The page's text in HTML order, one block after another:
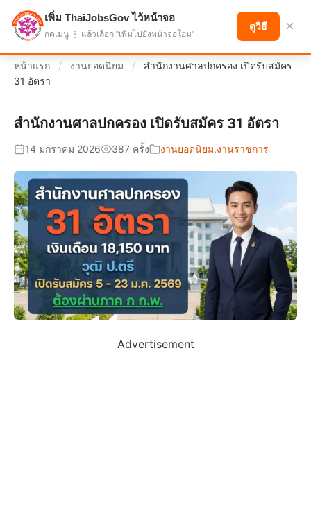
แบ่งปันโอกาส เพื่ออนาคตที่ก้าวหน้า
หน้าแรก / งานยอดนิยม /
สำนักงานศาลปกครอง เปิดรับสมัคร
31 อัตรา
สำนักงานศาลปกครอง เปิดรับสมัคร 31 อัตรา
14 มกราคม 2026 387 ครั้ง งานยอดนิยม,งานราชการ
Advertisement
เพิ่ม ThaiJobsGov ไว้หน้าจอ
กดเมนู ⋮ แล้วเลือก "เพิ่มไปยังหน้าจอโฮม"
ดูวิธี ×